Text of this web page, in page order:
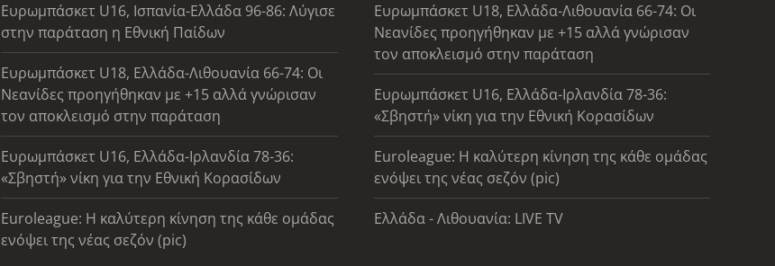
Ευρωμπάσκετ U16, Ισπανία-Ελλάδα 96-86: Λύγισε
στην παράταση η Εθνική Παίδων
Ευρωμπάσκετ U18, Ελλάδα-Λιθουανία 66-74: Οι
Νεανίδες προηγήθηκαν με +15 αλλά γνώρισαν
τον αποκλεισμό στην παράταση
Ευρωμπάσκετ U16, Ελλάδα-Ιρλανδία 78-36:
«Σβηστή» νίκη για την Εθνική Κορασίδων
Euroleague: Η καλύτερη κίνηση της κάθε ομάδας
ενόψει της νέας σεζόν (pic)
Ευρωμπάσκετ U18, Ελλάδα-Λιθουανία 66-74: Οι
Νεανίδες προηγήθηκαν με +15 αλλά γνώρισαν
τον αποκλεισμό στην παράταση
Ευρωμπάσκετ U16, Ελλάδα-Ιρλανδία 78-36:
«Σβηστή» νίκη για την Εθνική Κορασίδων
Euroleague: Η καλύτερη κίνηση της κάθε ομάδας
ενόψει της νέας σεζόν (pic)
Ελλάδα - Λιθουανία: LIVE TV